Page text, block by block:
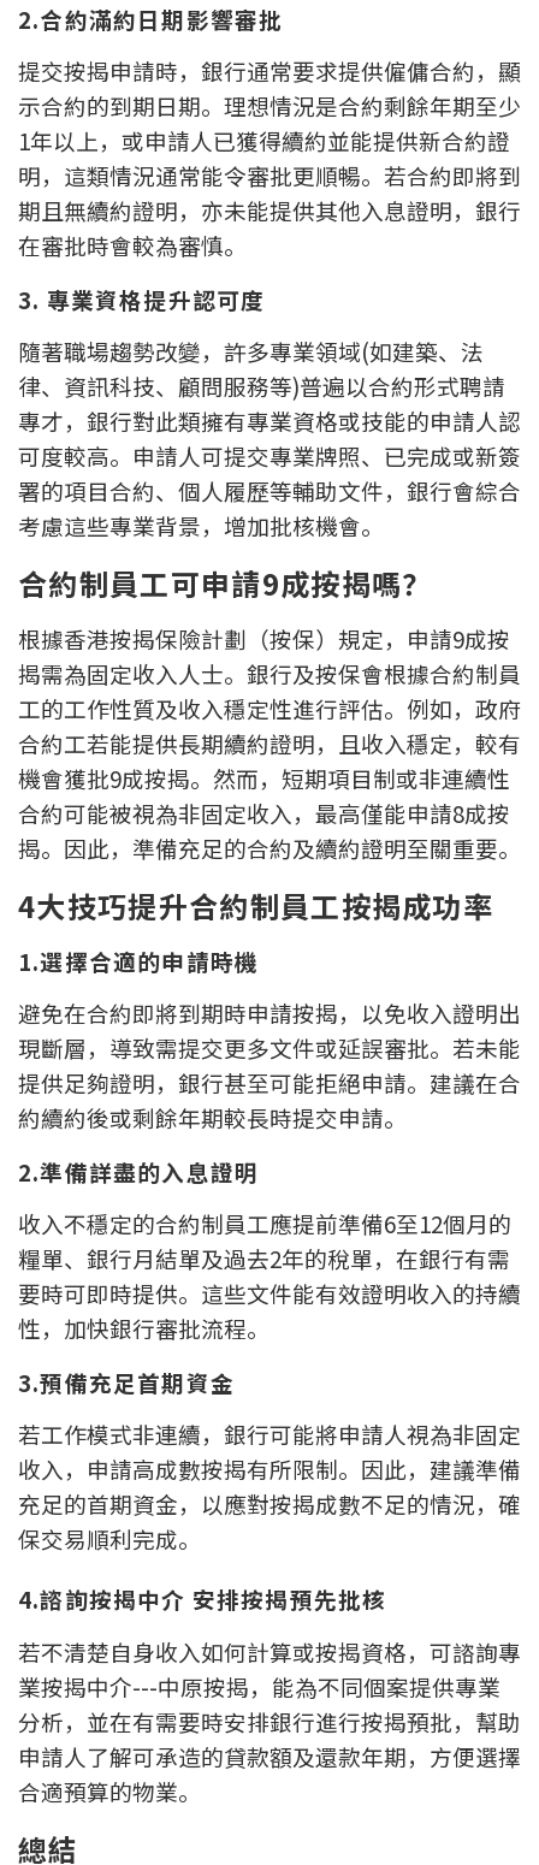
免費裝修轉介服務
裝修設計專欄
火險、家居、寵物保險
保險資訊專欄
網上申請按揭轉介
條款及細則
私隱政策
本網頁所提供資料僅作參考用途。
若因錯漏而引致任何不便或損失，中原按揭概不負責。
本網站採用無障礙網頁設計，如有任何問題，可查詢：
2889 2886 / cmb@mail.centanet.com
中原地產 | 網上搵樓 |
中原工商舖
© 2026 中原按揭經紀有限公司 Centaline Mortgage Broker Limited 版權所有
條款及細則
私隱政策聲明
2.合約滿約日期影響審批
提交按揭申請時，銀行通常要求提供僱傭合約，顯
示合約的到期日期。理想情況是合約剩餘年期至少
1年以上，或申請人已獲得續約並能提供新合約證
明，這類情況通常能令審批更順暢。若合約即將到
期且無續約證明，亦未能提供其他入息證明，銀行
在審批時會較為審慎。
3. 專業資格提升認可度
隨著職場趨勢改變，許多專業領域(如建築、法
律、資訊科技、顧問服務等)普遍以合約形式聘請
專才，銀行對此類擁有專業資格或技能的申請人認
可度較高。申請人可提交專業牌照、已完成或新簽
署的項目合約、個人履歷等輔助文件，銀行會綜合
考慮這些專業背景，增加批核機會。
合約制員工可申請9成按揭嗎？
根據香港按揭保險計劃（按保）規定，申請9成按
揭需為固定收入人士。銀行及按保會根據合約制員
工的工作性質及收入穩定性進行評估。例如，政府
合約工若能提供長期續約證明，且收入穩定，較有
機會獲批9成按揭。然而，短期項目制或非連續性
合約可能被視為非固定收入，最高僅能申請8成按
揭。因此，準備充足的合約及續約證明至關重要。
4大技巧提升合約制員工按揭成功率
1.選擇合適的申請時機
避免在合約即將到期時申請按揭，以免收入證明出
現斷層，導致需提交更多文件或延誤審批。若未能
提供足夠證明，銀行甚至可能拒絕申請。建議在合
約續約後或剩餘年期較長時提交申請。
2.準備詳盡的入息證明
收入不穩定的合約制員工應提前準備6至12個月的
糧單、銀行月結單及過去2年的稅單，在銀行有需
要時可即時提供。這些文件能有效證明收入的持續
性，加快銀行審批流程。
3.預備充足首期資金
若工作模式非連續，銀行可能將申請人視為非固定
收入，申請高成數按揭有所限制。因此，建議準備
充足的首期資金，以應對按揭成數不足的情況，確
保交易順利完成。
4.諮詢按揭中介 安排按揭預先批核
若不清楚自身收入如何計算或按揭資格，可諮詢專
業按揭中介---中原按揭，能為不同個案提供專業
分析，並在有需要時安排銀行進行按揭預批，幫助
申請人了解可承造的貸款額及還款年期，方便選擇
合適預算的物業。
總結